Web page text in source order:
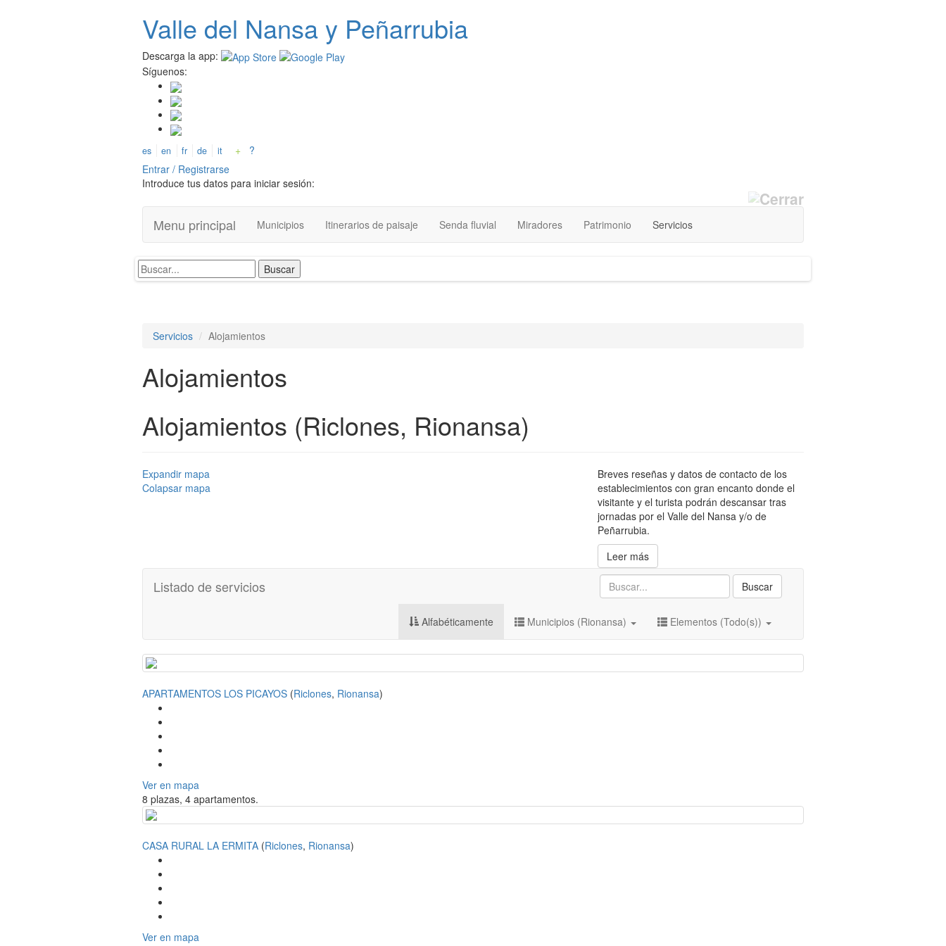
Valle del Nansay Peñarrubia
Descarga la app:
Síguenos:
es en fr de it +
?
Entrar / Registrarse
Introduce tus datos para iniciar sesión:
Menu principal Municipios Itinerarios de paisaje Senda fluvial Miradores Patrimonio Servicios
Servicios Alojamientos
Alojamientos
Alojamientos (Riclones, Rionansa)
Expandir mapa
Colapsar mapa
Breves reseñas y datos de contacto de los
establecimientos con gran encanto donde el
visitante y el turista podrán descansar tras
jornadas por el Valle del Nansa y/o de
Peñarrubia.
Leer más
Listado de servicios Buscar
Alfabéticamente Municipios (Rionansa) Elementos (Todo(s))
APARTAMENTOS LOS PICAYOS (Riclones, Rionansa)
Ver en mapa
8 plazas, 4 apartamentos.
CASA RURAL LA ERMITA (Riclones, Rionansa)
Ver en mapa